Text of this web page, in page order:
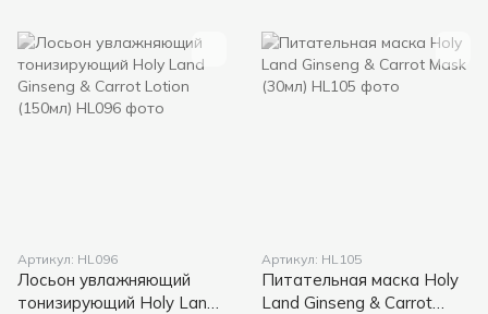
Артикул: HL096
Лосьон увлажняющий
тонизирующий Holy Land
Артикул: HL105
Питательная маска Holy
Land Ginseng & Carrot